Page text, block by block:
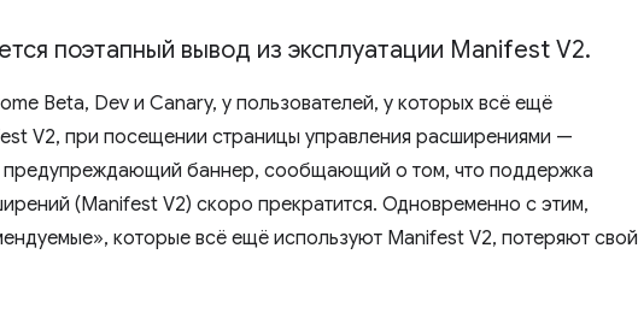
поэтапный вывод из эксплуатации Manifest V2.
Beta, Dev и Canary, у пользователей, у которых всё ещё
V2, при посещении страницы управления расширениями —
предупреждающий баннер, сообщающий о том, что поддержка
(Manifest V2) скоро прекратится. Одновременно с этим,
которые всё ещё используют Manifest V2, потеряют свой